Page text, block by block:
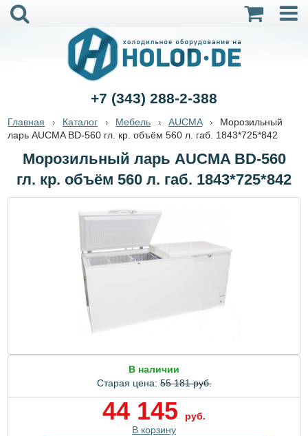
+7 (343) 288-2-388
Главная Каталог Мебель AUCMA
Морозильный
ларь AUCMA BD-560 гл. кр. объём 560 л. габ. 1843*725*842
Морозильный ларь AUCMA BD-560
гл. кр. объём 560 л. габ. 1843*725*842
В наличии
Старая цена:55 181 руб.
44 145
руб.
В корзину